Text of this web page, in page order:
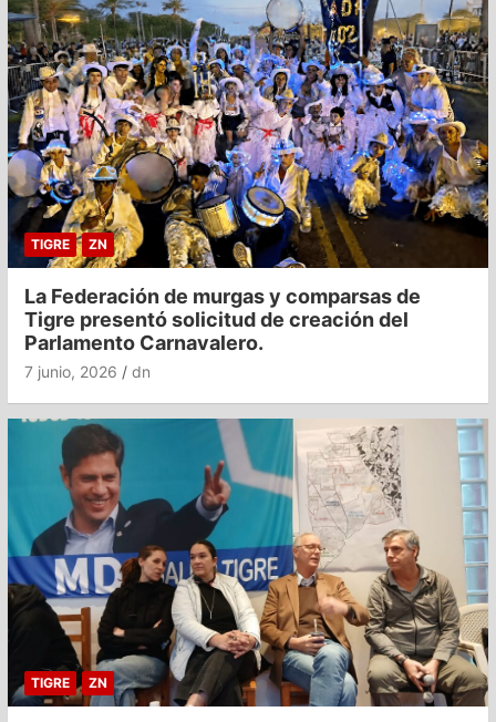
TIGRE ZN
La Federación de murgas y comparsas de
Tigre presentó solicitud de creación del
Parlamento Carnavalero.
7 junio, 2026 dn
TIGRE ZN